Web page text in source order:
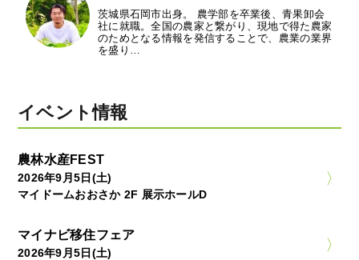
茨城県石岡市出身。 農学部を卒業後、青果卸会
社に就職。全国の農家と繋がり、現地で得た農家
のためとなる情報を発信することで、農業の業界
を盛り…
イベント情報
農林水産FEST
2026年9月5日(土)
マイドームおおさか 2F 展示ホールD
マイナビ移住フェア
2026年9月5日(土)